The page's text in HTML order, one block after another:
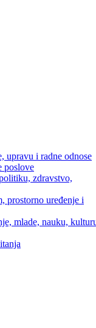
i radne odnose
poslove
zdravstvo,
prostorno uređenje i
mlade, nauku,